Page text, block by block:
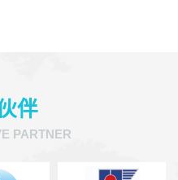
伴
PARTNER